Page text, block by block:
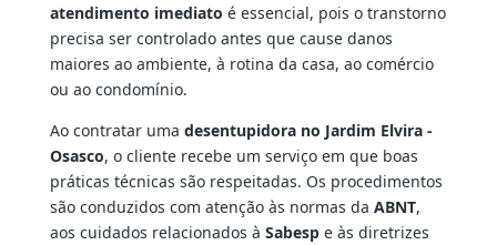
atendimento imediato é essencial, pois o transtorno
precisa ser controlado antes que cause danos
maiores ao ambiente, à rotina da casa, ao comércio
ou ao condomínio.
Ao contratar uma desentupidora no Jardim Elvira -
Osasco, o cliente recebe um serviço em que boas
práticas técnicas são respeitadas. Os procedimentos
são conduzidos com atenção às normas da ABNT,
aos cuidados relacionados à Sabespe às diretrizes